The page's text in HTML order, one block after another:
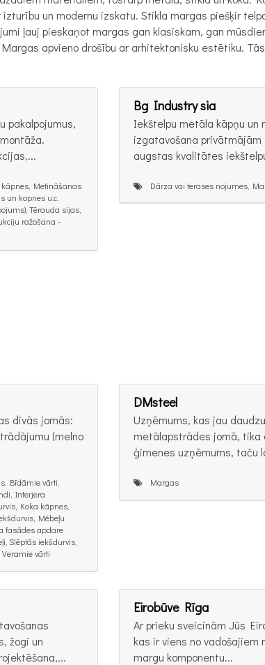
un modernu izskatu. Stikla margas piešķir
ļauj pieskaņot margas gan klasiskam, gan
apvieno drošību ar arhitektonisku estētiku.
pakalpojumus,
Metināšanas
un kopnes u.c.
Tērauda sijas,
ražošana -
Bg Industry sia
Iekštelpu metāla kāpņu un
izgatavošana privātmājām
augstas kvalitātes
Dārza vai terases nojumes,
divās jomās:
(melno
Bīdāmie vārti,
Interjera
Koka kāpnes,
Mēbeļu
fasādes apdare
Slēptās iekšdurvis,
vārti
DMsteel
Uzņēmums, kas jau
metālapstrādes jomā, tika
ģimenes uzņēmums, taču
Margas
žogi un
Eirobūve Rīga
Ar prieku sveicinām Jūs
kas ir viens no vadošajiem
margu komponentu...